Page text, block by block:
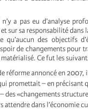
n’y a pas eu d’analyse
sur sa responsabilité dans
qu’aucun des objectifs
de changements pour
matérialisé. Ce fut les
réforme annoncé en 2007,
promettait – en précisant
des «changements
attendre dans l’économie